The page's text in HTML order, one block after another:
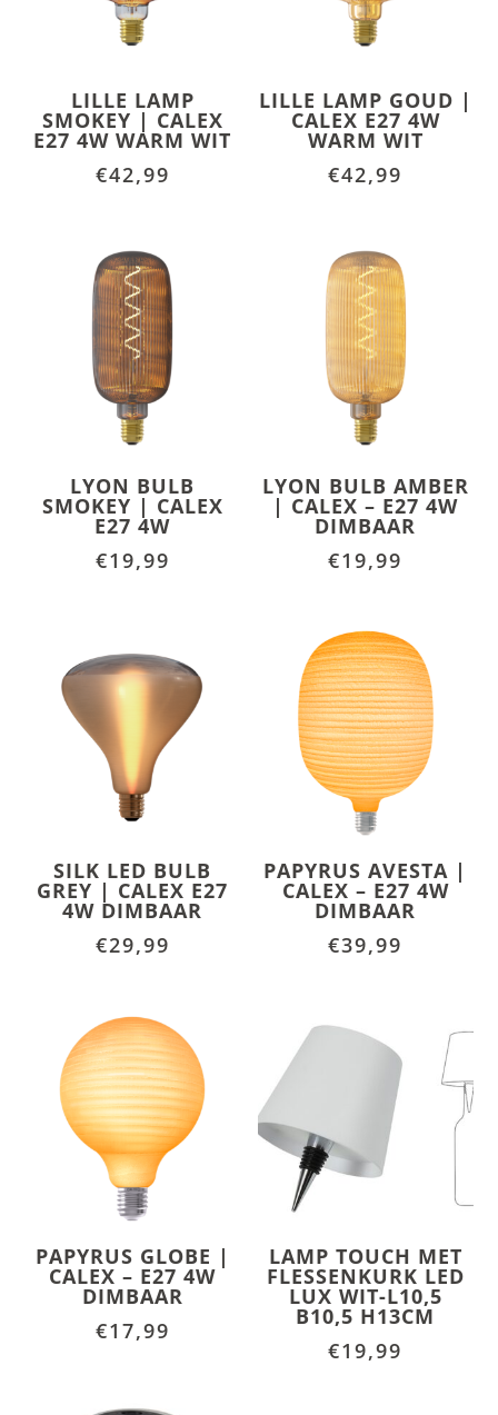
LILLE LAMP
SMOKEY | CALEX
E27 4W WARM WIT
€42,99
LILLE LAMP GOUD |
CALEX E27 4W
WARM WIT
€42,99
LYON BULB
SMOKEY | CALEX
E27 4W
€19,99
LYON BULB AMBER
| CALEX – E27 4W
DIMBAAR
€19,99
SILK LED BULB
GREY | CALEX E27
4W DIMBAAR
€29,99
PAPYRUS AVESTA |
CALEX – E27 4W
DIMBAAR
€39,99
PAPYRUS GLOBE |
CALEX – E27 4W
DIMBAAR
€17,99
LAMP TOUCH MET
FLESSENKURK LED
LUX WIT-L10,5
B10,5 H13CM
€19,99